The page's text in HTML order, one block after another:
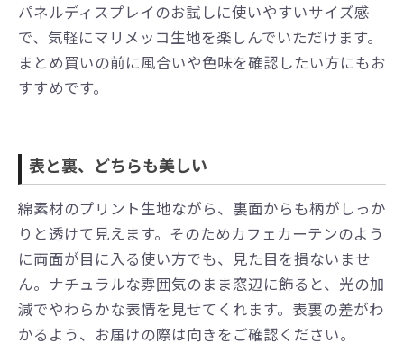
パネルディスプレイのお試しに使いやすいサイズ感
で、気軽にマリメッコ生地を楽しんでいただけます。
まとめ買いの前に風合いや色味を確認したい方にもお
すすめです。
表と裏、どちらも美しい
綿素材のプリント生地ながら、裏面からも柄がしっか
りと透けて見えます。そのためカフェカーテンのよう
に両面が目に入る使い方でも、見た目を損ないませ
ん。ナチュラルな雰囲気のまま窓辺に飾ると、光の加
減でやわらかな表情を見せてくれます。表裏の差がわ
かるよう、お届けの際は向きをご確認ください。